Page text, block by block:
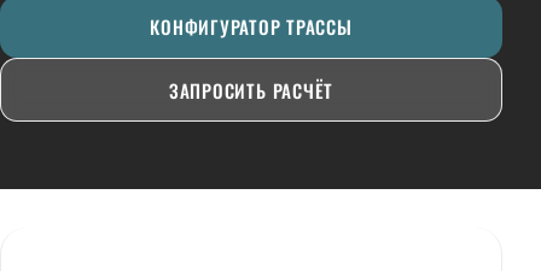
КОНФИГУРАТОР ТРАССЫ
ЗАПРОСИТЬ РАСЧЁТ